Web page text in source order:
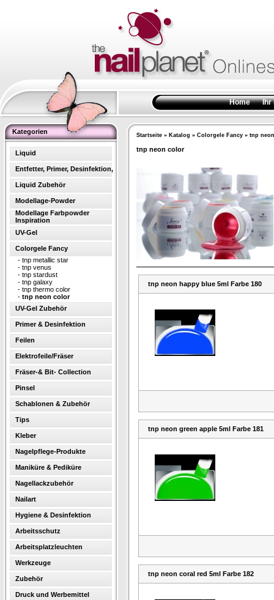
Home Ihr
Kategorien
Liquid
Entfetter, Primer, Desinfektion,
Liquid Zubehör
Modellage-Powder
Modellage Farbpowder
Inspiration
UV-Gel
Colorgele Fancy
- tnp metallic star
- tnp venus
- tnp stardust
- tnp galaxy
- tnp thermo color
- tnp neon color
UV-Gel Zubehör
Primer & Desinfektion
Feilen
Elektrofeile/Fräser
Fräser-& Bit- Collection
Pinsel
Schablonen & Zubehör
Tips
Kleber
Nagelpflege-Produkte
Maniküre & Pediküre
Nagellackzubehör
Nailart
Hygiene & Desinfektion
Arbeitsschutz
Arbeitsplatzleuchten
Werkzeuge
Zubehör
Druck und Werbemittel
Startseite » Katalog » Colorgele Fancy » tnp
tnp neon color
tnp neon happy blue 5ml Farbe 180
tnp neon green apple 5ml Farbe 181
tnp neon coral red 5ml Farbe 182